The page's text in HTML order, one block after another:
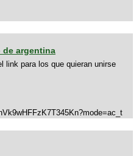
de argentina
link para los que quieran unirse